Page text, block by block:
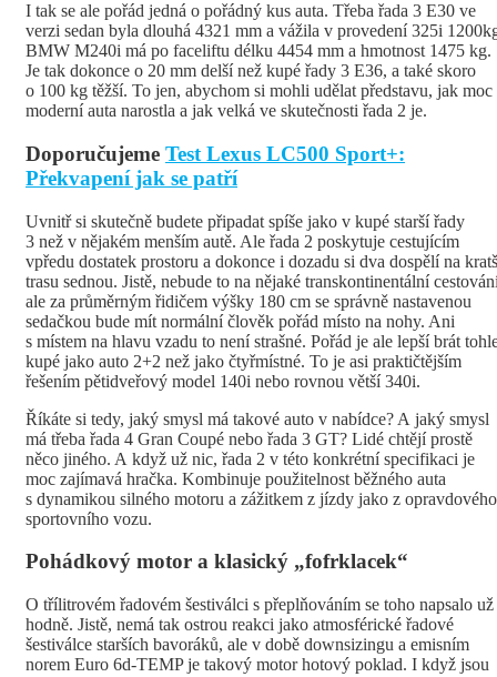
I tak se ale pořád jedná o pořádný kus auta. Třeba řada 3 E30 ve
verzi sedan byla dlouhá 4321 mm a vážila v provedení 325i
BMW M240i má po faceliftu délku 4454 mm a hmotnost 1475 kg.
Je tak dokonce o 20 mm delší než kupé řady 3 E36, a také skoro
o 100 kg těžší. To jen, abychom si mohli udělat představu, jak moc
moderní auta narostla a jak velká ve skutečnosti řada 2 je.
Doporučujeme Test Lexus LC500 Sport+:
Překvapení jak se patří
Uvnitř si skutečně budete připadat spíše jako v kupé starší řady
3 než v nějakém menším autě. Ale řada 2 poskytuje cestujícím
vpředu dostatek prostoru a dokonce i dozadu si dva dospělí na
trasu sednou. Jistě, nebude to na nějaké transkontinentální
ale za průměrným řidičem výšky 180 cm se správně nastavenou
sedačkou bude mít normální člověk pořád místo na nohy. Ani
s místem na hlavu vzadu to není strašné. Pořád je ale lepší brát
kupé jako auto 2+2 než jako čtyřmístné. To je asi praktičtějším
řešením pětidveřový model 140i nebo rovnou větší 340i.
Říkáte si tedy, jaký smysl má takové auto v nabídce? A jaký smysl
má třeba řada 4 Gran Coupé nebo řada 3 GT? Lidé chtějí prostě
něco jiného. A když už nic, řada 2 v této konkrétní specifikaci je
moc zajímavá hračka. Kombinuje použitelnost běžného auta
s dynamikou silného motoru a zážitkem z jízdy jako z opravdového
sportovního vozu.
Pohádkový motor a klasický „fofrklacek“
O třílitrovém řadovém šestiválci s přeplňováním se toho napsalo už
hodně. Jistě, nemá tak ostrou reakci jako atmosférické řadové
šestiválce starších bavoráků, ale v době downsizingu a emisním
norem Euro 6d-TEMP je takový motor hotový poklad. I když jsou